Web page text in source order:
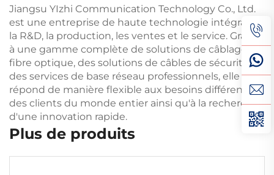
Jiangsu YIzhi Communication Technology Co., Ltd.
est une entreprise de haute technologie intégrant
la R&D, la production, les ventes et le service. Grâce
à une gamme complète de solutions de câblage en
fibre optique, des solutions de câbles de sécurité et
des services de base réseau professionnels, elle
répond de manière flexible aux besoins différenciés
des clients du monde entier ainsi qu'à la recherche
d'une innovation rapide.
Plus de produits